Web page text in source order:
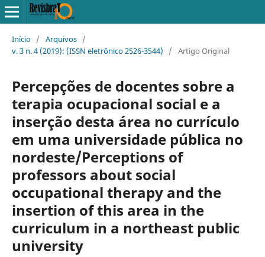
Início / Arquivos /
v. 3 n. 4 (2019): (ISSN eletrônico 2526-3544)
/ Artigo Original
Percepções de docentes sobre a
terapia ocupacional social e a
inserção desta área no currículo
em uma universidade pública no
nordeste/Perceptions of
professors about social
occupational therapy and the
insertion of this area in the
curriculum in a northeast public
university